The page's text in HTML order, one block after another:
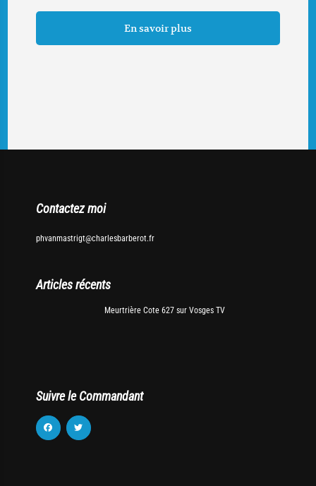
En savoir plus
Contactez moi
phvanmastrigt@charlesbarberot.fr
Articles récents
Meurtrière Cote 627 sur Vosges TV
Suivre le Commandant